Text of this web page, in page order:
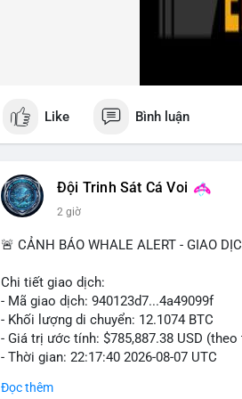
#bybitlawsuit
Like Bình luận
Đội Trinh Sát Cá Voi
2 giờ
🚨 CẢNH BÁO WHALE ALERT - GIAO
Chi tiết giao dịch:
- Mã giao dịch: 940123d7...4a49099f
- Khối lượng di chuyển: 12.1074 BTC
- Giá trị ước tính: $785,887.38 USD (theo
- Thời gian: 22:17:40 2026-08-07 UTC
Nhận định phân tích hành vi của Cá voi
Đọc thêm